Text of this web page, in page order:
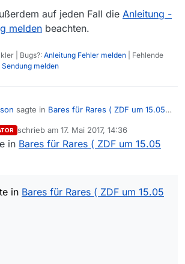
auf jeden Fall die Anleitung -
melden beachten.
| Bugs?: Anleitung Fehler melden | Fehlende
Sendung melden
sagte in Bares für Rares ( ZDF um 15.05
ich auf diese Seite
werden. Die landen natürlich nicht
in der Filmliste.
Wie nun weiter mit meiner Frage?
die Antwort. Bitte mal genauer
schrieb am 17. Mai 2017, 14:36
zuletzt editiert von
in Bares für Rares ( ZDF um 15.05
in Bares für Rares ( ZDF um 15.05